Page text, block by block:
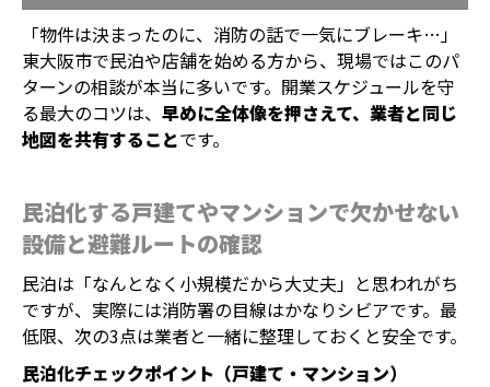
「物件は決まったのに、消防の話で一気にブレーキ…」
東大阪市で民泊や店舗を始める方から、現場ではこのパ
ターンの相談が本当に多いです。開業スケジュールを守
る最大のコツは、 早めに全体像を押さえて、業者と同じ
地図を共有することです。
民泊化する戸建てやマンションで欠かせない
設備と避難ルートの確認
民泊は「なんとなく小規模だから大丈夫」と思われがち
ですが、実際には消防署の目線はかなりシビアです。最
低限、次の3点は業者と一緒に整理しておくと安全です。
民泊化チェックポイント（戸建て・マンション）